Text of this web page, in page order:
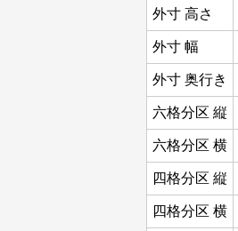
外寸 高さ
外寸 幅
外寸 奥行き
六格分区 縦
六格分区 横
四格分区 縦
四格分区 横